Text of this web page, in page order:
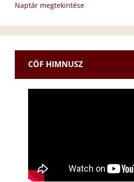
Naptár megtekintése
CÖF HIMNUSZ